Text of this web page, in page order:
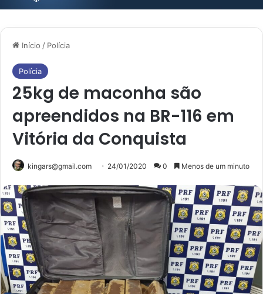
Início / Polícia
Polícia
25kg de maconha são
apreendidos na BR-116 em
Vitória da Conquista
kingars@gmail.com 24/01/2020 0 Menos de um minuto